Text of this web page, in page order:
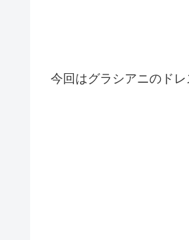
今回はグラシアニのド